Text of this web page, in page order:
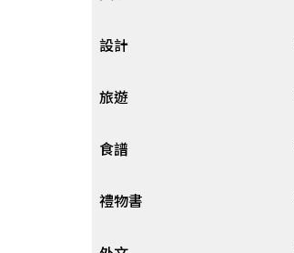
職場工作術
棋藝桌遊
寵物
時尚、瘦身、芳療
戲劇、舞蹈
遊戲書
英語書
教育教養
人際關係
生老病死
圖文繪本
限制級漫畫
中文文學
中文詩詞
武俠小說
奇幻恐佈小說
設計
藝術設計
居家佈置
建築工藝
旅遊
台灣
中港澳
食譜
中式
禮物書